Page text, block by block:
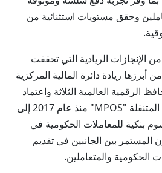
وحقق مستويات استثنائية من
الإنجازات الريادية التي تحققت
ريادة دائرة المالية المركزية
الرقمية العالمية الثلاثة واعتماد
أحدث حلول أجهزة الدفع المتنقلة "MPOS" منذ عام 2017 إلى
بنكية للمعاملات الحكومية في
بين الجانبين في تقديم
الحكومية والمتعاملين.